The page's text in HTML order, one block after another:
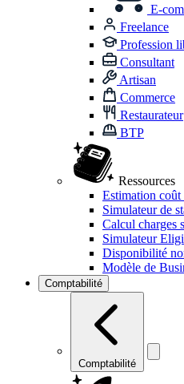
E-
Freelance
Profession
Consultant
Artisan
Commerce
Restaurateur
BTP
Ressources
Estimation coût
Simulateur de
Calcul charges
Simulateur
Disponibilité
Modèle de
Comptabilité
Comptabilité